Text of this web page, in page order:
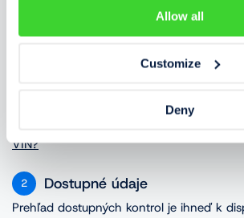
Allow all
Customize
Deny
Slovinsko
USA
Ako to
VIN je unikátne rodné číslo každého
VIN?
2 Dostupné údaje
Prehľad dostupných kontrol je ihneď k